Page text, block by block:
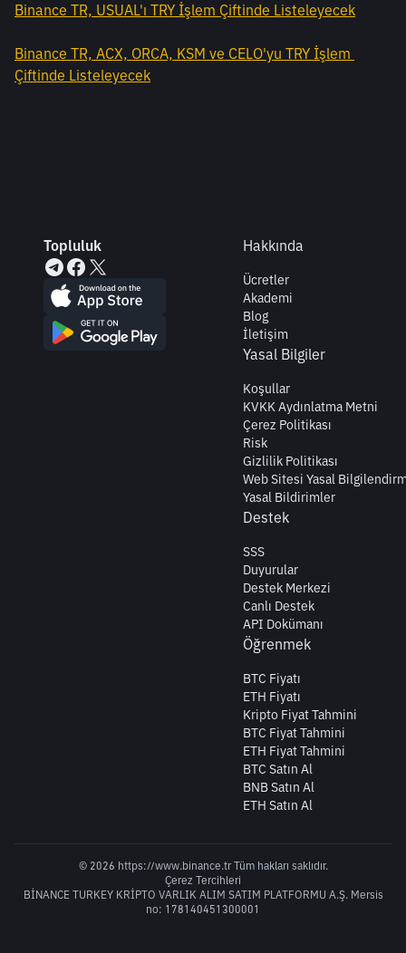
Binance TR, USUAL'ı TRY İşlem Çiftinde Listeleyecek
Binance TR, ACX, ORCA, KSM ve CELO'yu TRY İşlem
Çiftinde Listeleyecek
Topluluk Hakkında
Ücretler
Akademi
Blog
İletişim
Yasal Bilgiler
Koşullar
KVKK Aydınlatma Metni
Çerez Politikası
Risk
Gizlilik Politikası
Web Sitesi Yasal
Yasal Bildirimler
Destek
SSS
Duyurular
Destek Merkezi
Canlı Destek
API Dokümanı
Öğrenmek
BTC Fiyatı
ETH Fiyatı
Kripto Fiyat Tahmini
BTC Fiyat Tahmini
ETH Fiyat Tahmini
BTC Satın Al
BNB Satın Al
ETH Satın Al
© 2026 https://www.binance.tr Tüm hakları saklıdır.
Çerez Tercihleri
BİNANCE TURKEY KRİPTO VARLIK ALIM SATIM PLATFORMU A.Ş. Mersis
no: 178140451300001